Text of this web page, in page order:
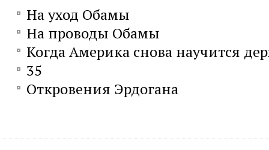
На уход Обамы
На проводы Обамы
Когда Америка снова научится
35
Откровения Эрдогана